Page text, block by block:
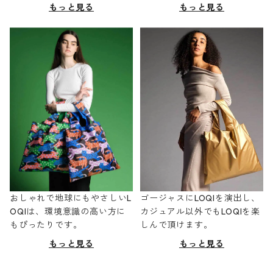
もっと見る もっと見る
おしゃれで地球にもやさしいL
OQIは、環境意識の高い方に
もぴったりです。
もっと見る
ゴージャスにLOQIを演出し、
カジュアル以外でもLOQIを楽
しんで頂けます。
もっと見る